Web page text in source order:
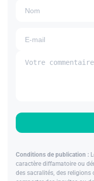
Conditions de publication :
caractère diffamatoire ou
des sacralités, des religions